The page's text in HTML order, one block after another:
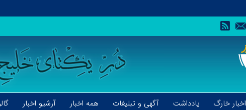
اخبار خارگ یادداشت آگهی و تبلیغات همه اخبار آرشیو اخبار